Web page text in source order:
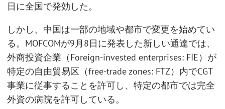
日に全国で発効した。
しかし、中国は一部の地域や都市で変更を始めてい
る。MOFCOMが9月8日に発表した新しい通達では、
外商投資企業（Foreign-invested enterprises: FIE）が
特定の自由貿易区（free-trade zones: FTZ）内でCGT
事業に従事することを許可し、特定の都市では完全
外資の病院を許可している。